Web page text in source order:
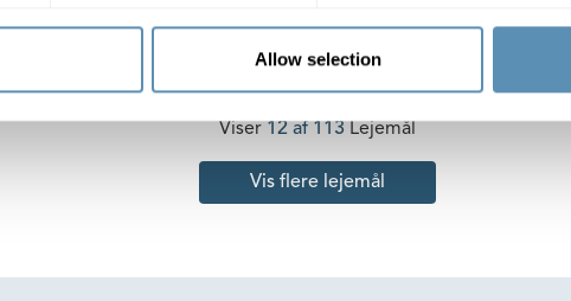
Allow selection
Viser 12 af 113 Lejemål
Vis flere lejemål